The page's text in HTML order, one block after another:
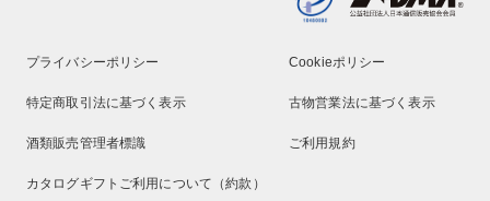
プライバシーポリシー Cookieポリシー
特定商取引法に基づく表示 古物営業法に基づく表示
酒類販売管理者標識 ご利用規約
カタログギフトご利用について（約款）